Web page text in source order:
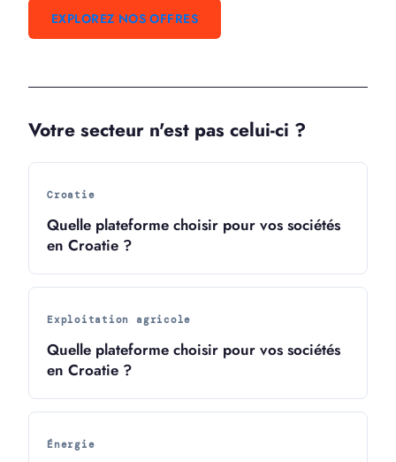
EXPLOREZ NOS OFFRES
Votre secteur n'est pas celui-ci ?
Croatie
Quelle plateforme choisir pour vos sociétés
en Croatie ?
Exploitation agricole
Quelle plateforme choisir pour vos sociétés
en Croatie ?
Énergie